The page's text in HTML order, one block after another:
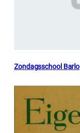
Zondagsschool Barlo